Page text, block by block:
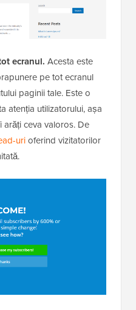
ecranul. Acesta este
pe tot ecranul
paginii tale. Este o
atenția utilizatorului, așa
arăți ceva valoros. De
urioferind vizitatorilor